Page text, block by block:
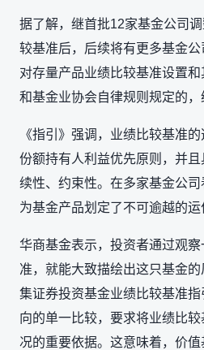
据了解，继首批12家基金公司
较基准后，后续将有更多基金公
对存量产品业绩比较基准设置和
和基金业协会自律规则规定的，
《指引》强调，业绩比较基准
份额持有人利益优先原则，并
续性、约束性。在多家基金公
为基金产品划定了不可逾越的运
华商基金表示，投资者通过观
准，就能大致描绘出这只基金
集证券投资基金业绩比较基准
向的单一比较，要求将业绩比
况的重要依据。这意味着，价值